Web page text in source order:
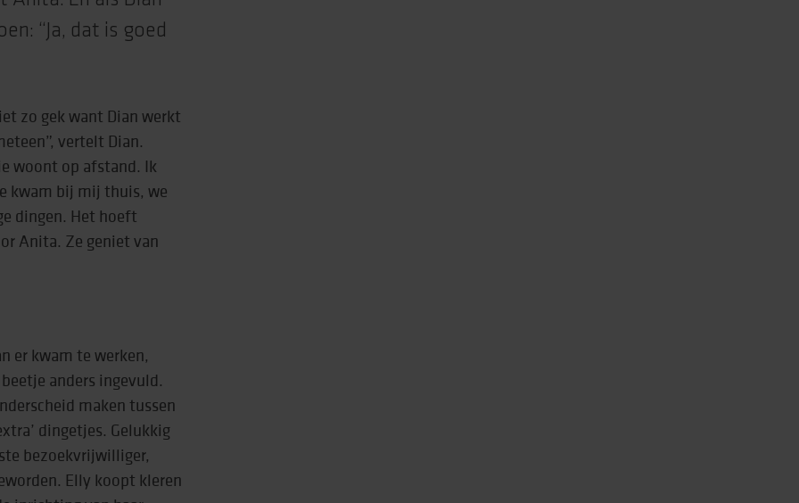
“Ja, dat is goed
zo gek want Dian werkt
vertelt Dian.
woont op afstand. Ik
kwam bij mij thuis, we
dingen. Het hoeft
Anita. Ze geniet van
er kwam te werken,
anders ingevuld.
maken tussen
dingetjes. Gelukkig
bezoekvrijwilliger,
Elly koopt kleren